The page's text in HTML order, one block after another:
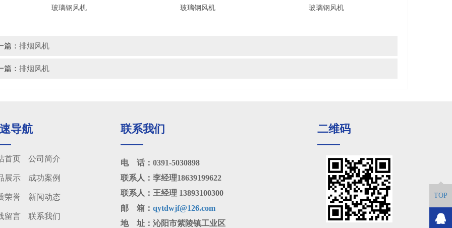
玻璃钢风机 玻璃钢风机 玻璃钢风机
篇： 排烟风机
篇： 排烟风机
导航
首页 公司简介
展示 成功案例
荣誉 新闻动态
留言 联系我们
联系我们
电 话：0391-5030898
联系人：李经理18639199622
联系人：王经理 13893100300
邮 箱： qytdwjf@126.com
地 址：沁阳市紫陵镇工业区
二维码
TOP